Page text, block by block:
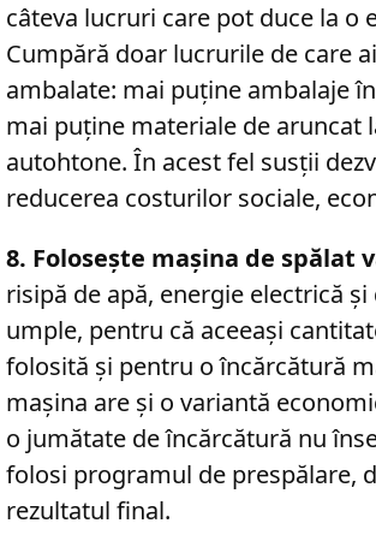
câteva lucruri care pot duce la o
Cumpără doar lucrurile de care
ambalate: mai puține ambalaje
mai puține materiale de aruncat
autohtone. În acest fel susții
reducerea costurilor sociale,
8. Folosește mașina de spălat
risipă de apă, energie electrică
umple, pentru că aceeași
folosită și pentru o încărcătură
mașina are și o variantă
o jumătate de încărcătură nu
folosi programul de prespălare,
rezultatul final.